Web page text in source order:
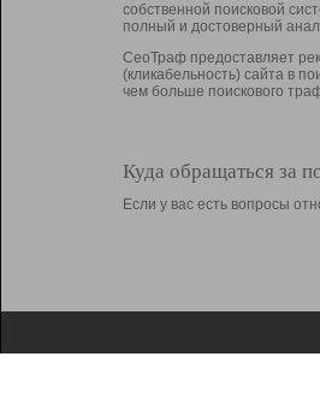
собственной поисковой
полный и достоверный
СеоТраф предоставляет
(кликабельность) сайта в
чем больше поискового
Куда обращаться за
Если у вас есть вопросы